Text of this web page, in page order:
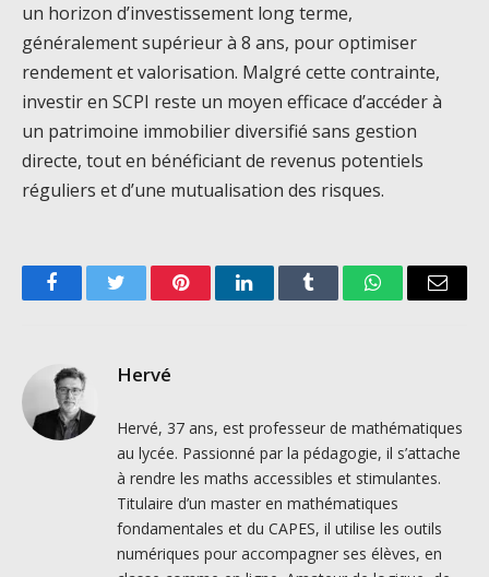
un horizon d’investissement long terme,
généralement supérieur à 8 ans, pour optimiser
rendement et valorisation. Malgré cette contrainte,
investir en SCPI reste un moyen efficace d’accéder à
un patrimoine immobilier diversifié sans gestion
directe, tout en bénéficiant de revenus potentiels
réguliers et d’une mutualisation des risques.
FacebookTwitter PinterestLinkedInTumblr WhatsAppEmail
Hervé
Hervé, 37 ans, est professeur de mathématiques
au lycée. Passionné par la pédagogie, il s’attache
à rendre les maths accessibles et stimulantes.
Titulaire d’un master en mathématiques
fondamentales et du CAPES, il utilise les outils
numériques pour accompagner ses élèves, en